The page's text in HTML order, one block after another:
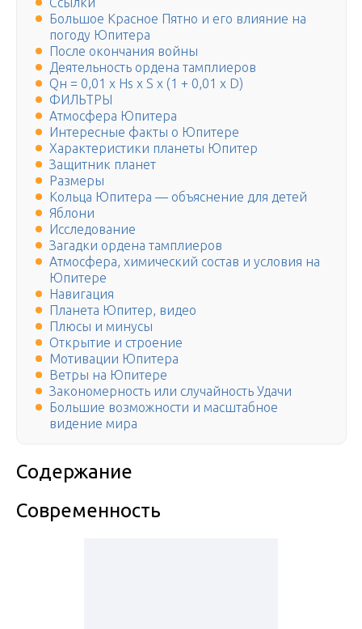
Большое Красное Пятно и его влияние на
погоду Юпитера
После окончания войны
Деятельность ордена тамплиеров
Qн = 0,01 x Hs x S x (1 + 0,01 x D)
ФИЛЬТРЫ
Атмосфера Юпитера
Интересные факты о Юпитере
Характеристики планеты Юпитер
Защитник планет
Размеры
Кольца Юпитера — объяснение для детей
Яблони
Исследование
Загадки ордена тамплиеров
Атмосфера, химический состав и условия на
Юпитере
Навигация
Планета Юпитер, видео
Плюсы и минусы
Открытие и строение
Мотивации Юпитера
Ветры на Юпитере
Закономерность или случайность Удачи
Большие возможности и масштабное
видение мира
Содержание
Современность